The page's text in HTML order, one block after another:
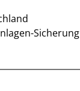
Sicherung